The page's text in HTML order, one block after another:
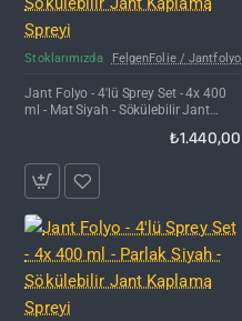
Kargo Bedava
Stoklarımızda FelgenFolie / Jantfolyo
Jant Folyo - 4'lü Sprey Set - 4x 400
ml - Mat Siyah - Sökülebilir Jant
₺1.440,00